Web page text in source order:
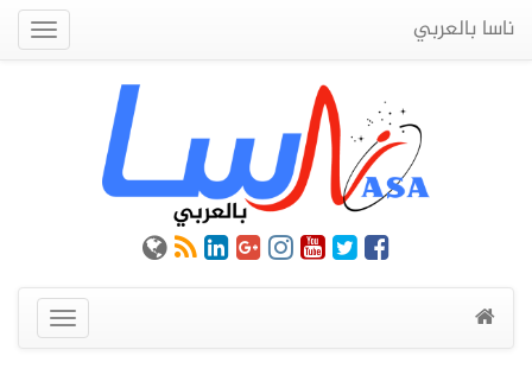
ناسا بالعربي
عرض
القائمة